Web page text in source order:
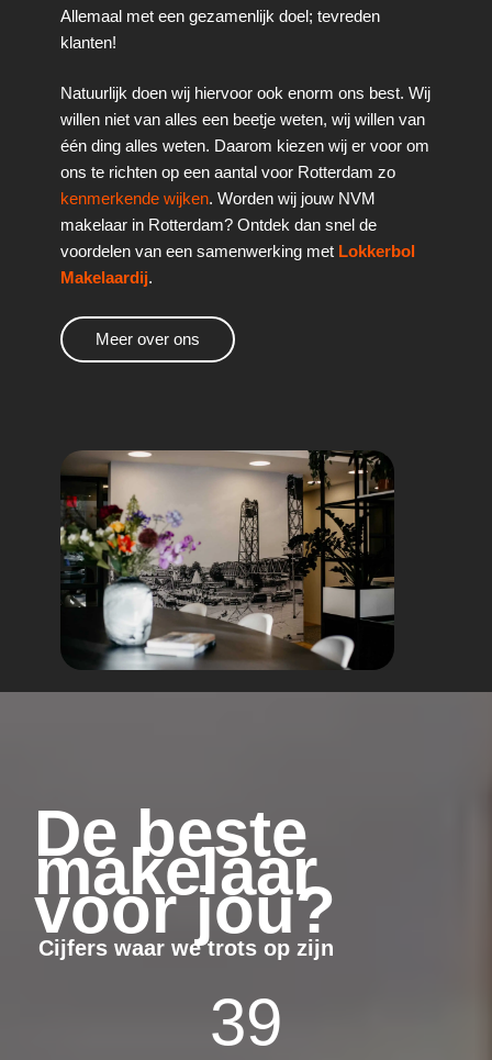
Allemaal met een gezamenlijk doel; tevreden
klanten!
Natuurlijk doen wij hiervoor ook enorm ons best. Wij
willen niet van alles een beetje weten, wij willen van
één ding alles weten. Daarom kiezen wij er voor om
ons te richten op een aantal voor Rotterdam zo
kenmerkende wijken. Worden wij jouw NVM
makelaar in Rotterdam? Ontdek dan snel de
voordelen van een samenwerking met Lokkerbol
Makelaardij.
Meer over ons
De beste
makelaar
voor jou?
Cijfers waar we trots op zijn
39